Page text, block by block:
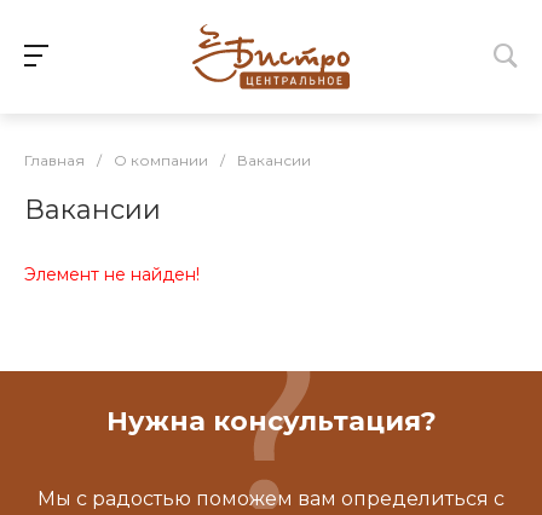
Главная / О компании / Вакансии
Вакансии
Элемент не найден!
Нужна консультация?
Мы с радостью поможем вам определиться с